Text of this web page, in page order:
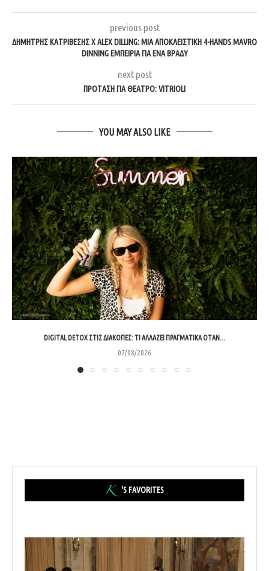
previous post
ΔΗΜΗΤΡΗΣ ΚΑΤΡΙΒΕΣΗΣ X ALEX DILLING: ΜΙΑ ΑΠΟΚΛΕΙΣΤΙΚΗ 4-HANDS MAVRO
DINNING ΕΜΠΕΙΡΙΑ ΓΙΑ ΕΝΑ ΒΡΑΔΥ
next post
ΠΡΟΤΑΣΗ ΓΙΑ ΘΕΑΤΡΟ: VITRIOLI
YOU MAY ALSO LIKE
DIGITAL DETOX ΣΤΙΣ ΔΙΑΚΟΠΈΣ: ΤΙ ΑΛΛΆΖΕΙ ΠΡΑΓΜΑΤΙΚΆ ΌΤΑΝ...
07/08/2026
'S FAVORITES